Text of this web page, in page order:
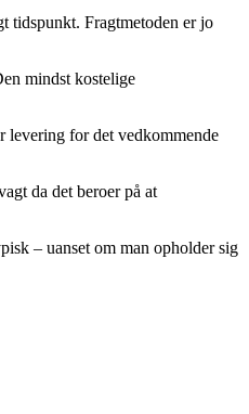
tidspunkt. Fragtmetoden er jo
mindst kostelige
levering for det vedkommende
da det beroer på at
– uanset om man opholder sig